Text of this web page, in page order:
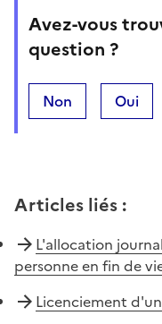
Avez-vous
question ?
Non Oui
Articles liés :
L'allocation
personne en fin de
Licenciement